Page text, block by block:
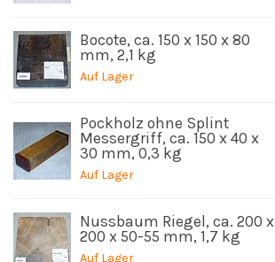
Bocote, ca. 150 x 150 x 80
mm, 2,1 kg
Auf Lager
Pockholz ohne Splint
Messergriff, ca. 150 x 40 x
30 mm, 0,3 kg
Auf Lager
Nussbaum Riegel, ca. 200 x
200 x 50-55 mm, 1,7 kg
Auf Lager